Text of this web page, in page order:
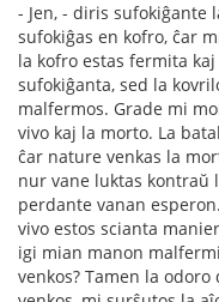
- Jen, - diris sufokiĝante
sufokiĝas en kofro, ĉar
la kofro estas fermita
sufokiĝanta, sed la
malfermos. Grade mi
vivo kaj la morto. La
ĉar nature venkas la
nur vane luktas kontraŭ
perdante vanan
vivo estos scianta
igi mian manon
venkos? Tamen la